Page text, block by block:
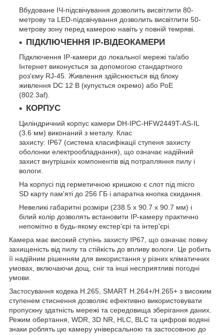
Вбудоване ІЧ-підсвічування дозволить висвітлити 80-
метрову та LED-підсвічування дозволить висвітлити 50-
метрову зону перед камерою навіть у повній темряві.
ПІДКЛЮЧЕННЯ IP-ВІДЕОКАМЕРИ
Підключення IP-камери до локальної мережі та/або
Інтернет виконується за допомогою стандартного
роз'єму RJ-45. Живлення здійснюється від блоку
живлення DC 12 В (купується окремо) або PoE
(802.3af).
КОРПУС
Циліндричний корпус камери DH-IPC-HFW2449T-AS-IL
(3.6 мм) виконаний з металу. Клас
захисту: IP67 (система класифікації ступеня захисту
оболонки електрообладнання), що означає надійний
захист внутрішніх компонентів від потрапляння пилу і
вологи.
На корпусі під герметичною кришкою є слот під micro
SD карту пам'яті до 256 ГБ і апаратна кнопка скидання.
Невеликі габаритні розміри (238.5 x 90.7 x 90.7 мм) і
білий колір дозволять встановити IP-камеру практично
непомітно в будь-якому екстер'єрі та інтер'єрі.
Камера має високий ступінь захисту IP67, що означає повну
захищеність від пилу та стійкість до впливу вологи. Це робить
її надійним рішенням для використання у різних кліматичних
умовах, включаючи дощ, сніг та інші несприятливі погодні
умови.
Застосування кодека H.265, SMART H.264+/H.265+ з високим
ступенем стиснення дозволяє ефективно використовувати
пропускну здатність мережі та середовища зберігання даних.
Режим обертання, WDR, 3D NR, HLC, BLC та цифрові водяні
знаки роблять цю камеру універсальною та застосовною до